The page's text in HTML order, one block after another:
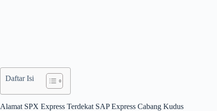
Daftar Isi
Alamat SPX Express Terdekat SAP Express Cabang Kudus